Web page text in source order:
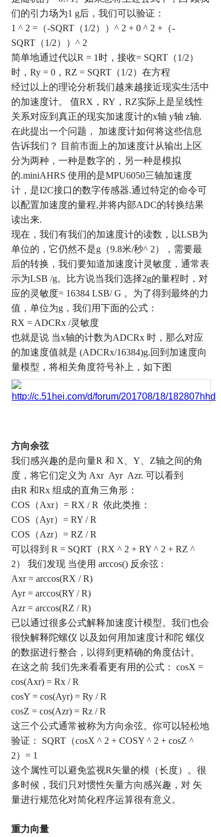
们的引力场为1 g后，我们可以验证：
1 ^ 2 = （-SQRT （1/2））^ 2 + 0 ^ 2 + （-
SQRT （1/2））^ 2
简单地通过代以R = 1 时，接收= SQRT （1/2）
时，Ry = 0 ，RZ = SQRT （1/2）在方程
经过以上的理论分析我们越来越接近现实生活中
的加速度计。
值RX ，RY ，RZ实际上是呈线性
关系对应到真正的现实加速度计的x轴 y轴 z轴.
在此提出一个问题，
加速度计如何将这些信息
告诉我们？
目前市面上的加速度计从输出上区
分为两种，一种是数字的，另一种是模拟
的.miniAHRS使用的是MPU6050三轴加速度
计，是I2C接口的数字传感器.通过特定的命令可
以配置加速度的量程,并将内部ADC的转换结果
读出来.
现在，我们有我们的加速度计的读数，以LSB为
单位的，它仍然不是g （9.8米/秒^ 2），需要最
后的转换，我们要知道加速度计灵敏度，通常表
示为LSB /g。比方说当我们选择2g的量程时，对
应的灵敏度= 16384 LSB/ G 。为了得到最终的力
值，单位为g ，我们用下面的公式：
RX = ADCRx /灵敏度
也就是说 当x轴的计数为ADCRx 时，那么对应
的加速度值就是 (ADCRx/16384)g.回到加速度向
量模型，将相关角度符号补上，如下图
方向余弦
我们感兴趣的是向量R和 X 、Y Z轴之间的角
度，将它们定义为 Axr Ayr Azr.可以看到
由R和Rx组成的直角三角形：
COS （Axr）= RX / R依此类推：
COS （Ayr）= RY / R
COS （Azr）= RZ / R
可以得到 R = SQRT （RX ^ 2 + RY ^ 2 + RZ ^
2） 我们发现 当使用 arccos() 反余弦 :
Axr = arccos(RX / R)
Ayr = arccos(RY / R)
Azr = arccos(RZ / R)
已以通过很多公式解释加速度计模型。我们也会
很快解释陀螺仪 以及如何用加速度计和陀 螺仪
的数据进行整合，以得到更精确的角度估计。
在这之前 我们先来看看更有用的公式：
cosX =
cos(Axr) = Rx / R
cosY = cos(Ayr) = Ry / R
cosZ = cos(Azr) = Rz / R
这三个公式通常被称为方向余弦。你可以轻松地
验证：
SQRT （cosX ^ 2 + COSY ^ 2 + cosZ ^
2）= 1
这个属性可以避免监视R矢量的模（长度）。很
多时候，我们只对惯性矢量方向感兴趣，对 矢
量进行规范化对简化程序运算很有意义。
重力向量